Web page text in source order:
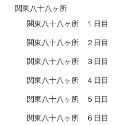
関東八十八ヶ所
関東八十八ヶ所 １日目
関東八十八ヶ所 ２日目
関東八十八ヶ所 ３日目
関東八十八ヶ所 ４日目
関東八十八ヶ所 ５日目
関東八十八ヶ所 ６日目